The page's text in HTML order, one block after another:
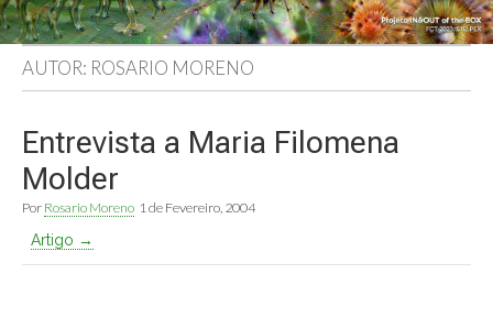
AUTOR: ROSARIO MORENO
Entrevista a Maria Filomena
Molder
Por Rosario Moreno 1 de Fevereiro, 2004
Artigo →